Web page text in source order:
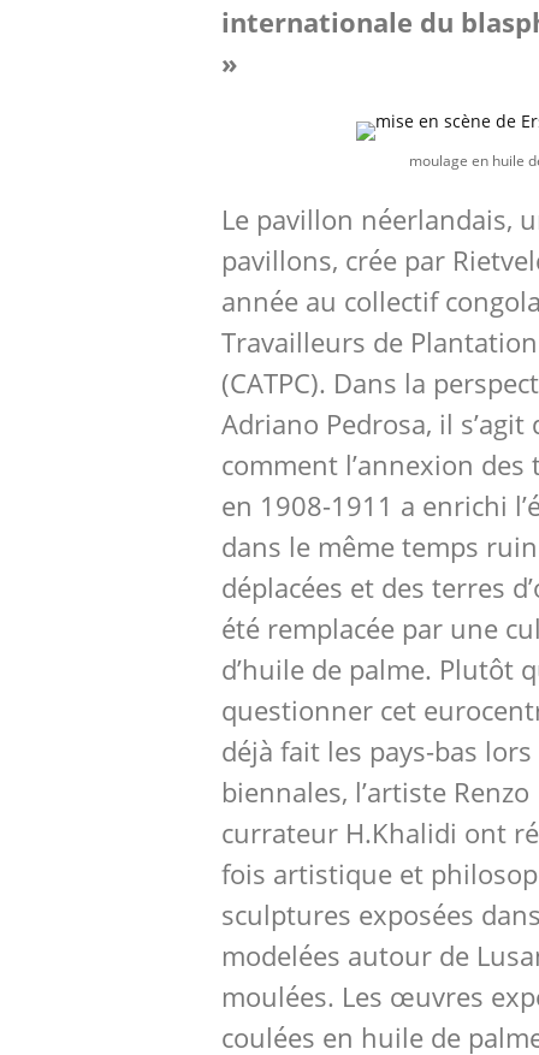
internationale du
»
moulage en huile
Le pavillon néerlandais,
pavillons, crée par
année au collectif
Travailleurs de
(CATPC). Dans la
Adriano Pedrosa, il
comment l’annexion des
en 1908-1911 a enrichi
dans le même temps
déplacées et des terres
été remplacée par une
d’huile de palme. Plutôt
questionner cet
déjà fait les pays-bas
biennales, l’artiste
currateur H.Khalidi ont
fois artistique et
sculptures exposées
modelées autour de
moulées. Les œuvres
coulées en huile de